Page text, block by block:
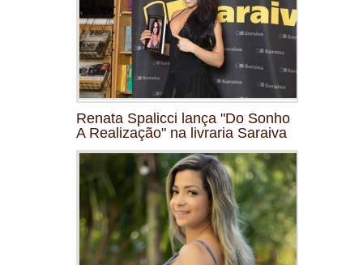
Renata Spalicci lança "Do Sonho
A Realização" na livraria Saraiva